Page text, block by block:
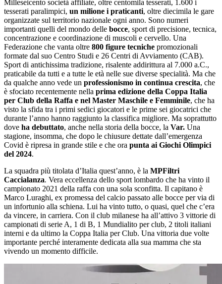
Milleseicento società affiliate, oltre centomila tesserati, 1.600 i
tesserati paralimpici, un milione i praticanti, oltre diecimila le gare
organizzate sul territorio nazionale ogni anno. Sono numeri
importanti quelli del mondo delle bocce, sport di precisione, tecnica,
concentrazione e coordinazione di muscoli e cervello. Una
Federazione che vanta oltre 800 figure tecniche promozionali
formate dal suo Centro Studi e 26 Centri di Avviamento (CAB).
Sport di antichissima tradizione, risalente addirittura al 7.000 a.C.,
praticabile da tutti e a tutte le età nelle sue diverse specialità. Ma che
da qualche anno vede un professionismo in continua crescita, che
è sfociato recentemente nella prima edizione della Coppa Italia
per Club della Raffa e nel Master Maschile e Femminile, che ha
visto la sfida tra i primi sedici giocatori e le prime sei giocatrici che
durante l’anno hanno raggiunto la classifica migliore. Ma soprattutto
dove ha debuttato, anche nella storia della bocce, la Var. Una
stagione, insomma, che dopo le chiusure dettate dall’emergenza
Covid è ripresa in grande stile e che ora punta ai Giochi Olimpici
del 2024.
La squadra più titolata d’Italia quest’anno, è la MPFiltri
Caccialanza. Vera eccellenza dello sport lombardo che ha vinto il
campionato 2021 della raffa con una sola sconfitta. Il capitano è
Marco Luraghi, ex promessa del calcio passato alle bocce per via di
un infortunio alla schiena. Lui ha vinto tutto, o quasi, quel che c’era
da vincere, in carriera. Con il club milanese ha all’attivo 3 vittorie di
campionati di serie A, 1 di B, 1 Mundialito per club, 2 titoli italiani
interni e da ultimo la Coppa Italia per Club. Una vittoria due volte
importante perché interamente dedicata alla sua mamma che sta
vivendo un momento difficile.